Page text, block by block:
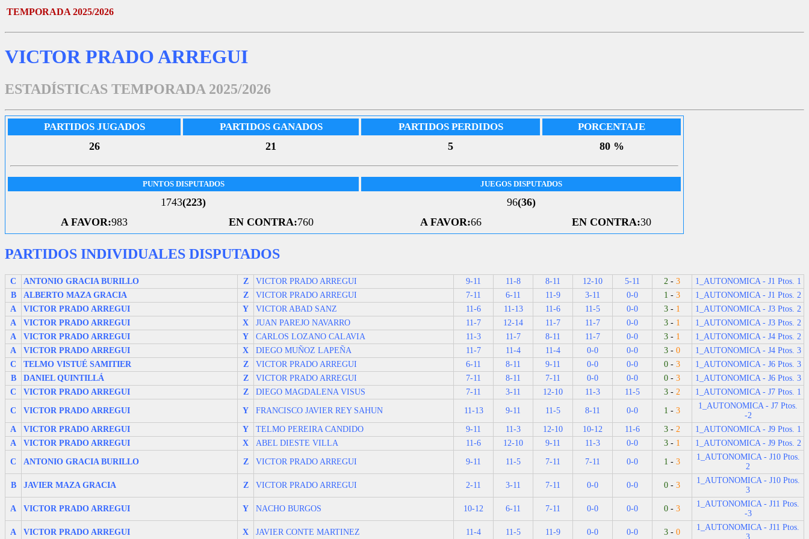
TEMPORADA 2025/2026
VICTOR PRADO ARREGUI
ESTADÍSTICAS TEMPORADA 2025/2026
PARTIDOS JUGADOS PARTIDOS GANADOS PARTIDOS PERDIDOS PORCENTAJE
26 21 5 80 %
PUNTOS DISPUTADOS JUEGOS DISPUTADOS
1743(223) 96(36)
A FAVOR:983 EN CONTRA:760 A FAVOR:66 EN CONTRA:30
PARTIDOS INDIVIDUALES DISPUTADOS
C ANTONIO GRACIA BURILLO Z VICTOR PRADO ARREGUI 9-11 11-8 8-11 12-10 5-11 2 - 3
1_AUTONOMICA - J1 Ptos. 1
B
ALBERTO MAZA GRACIA Z VICTOR PRADO ARREGUI 7-11 6-11 11-9 3-11 0-0 1 - 3
1_AUTONOMICA - J1 Ptos. 2
A
VICTOR PRADO ARREGUI Y VICTOR ABAD SANZ 11-6 11-13 11-6 11-5 0-0 3 - 1
1_AUTONOMICA - J3 Ptos. 2
A
VICTOR PRADO ARREGUI X JUAN PAREJO NAVARRO 11-7 12-14 11-7 11-7 0-0 3 - 1
1_AUTONOMICA - J3 Ptos. 2
A
VICTOR PRADO ARREGUI Y CARLOS LOZANO CALAVIA 11-3 11-7 8-11 11-7 0-0 3 - 1
1_AUTONOMICA - J4 Ptos. 2
A
VICTOR PRADO ARREGUI X DIEGO MUÑOZ LAPEÑA 11-7 11-4 11-4 0-0 0-0 3 - 0
1_AUTONOMICA - J4 Ptos. 3
C
TELMO VISTUÉ SAMITIER Z VICTOR PRADO ARREGUI 6-11 8-11 9-11 0-0 0-0 0 - 3
1_AUTONOMICA - J6 Ptos. 3
B
DANIEL QUINTILLÁ Z VICTOR PRADO ARREGUI 7-11 8-11 7-11 0-0 0-0 0 - 3
1_AUTONOMICA - J6 Ptos. 3
C
VICTOR PRADO ARREGUI Z DIEGO MAGDALENA VISUS 7-11 3-11 12-10 11-3 11-5 3 - 2 1_AUTONOMICA - J7 Ptos. 1
C VICTOR PRADO ARREGUI Y FRANCISCO JAVIER REY SAHUN 11-13 9-11 11-5 8-11 0-0 1 - 3
1_AUTONOMICA - J7 Ptos.
-2
A
VICTOR PRADO ARREGUI Y TELMO PEREIRA CANDIDO 9-11 11-3 12-10 10-12 11-6 3 - 2
1_AUTONOMICA - J9 Ptos. 1
A
VICTOR PRADO ARREGUI X ABEL DIESTE VILLA 11-6 12-10 9-11 11-3 0-0 3 - 1 1_AUTONOMICA - J9 Ptos. 2
C ANTONIO GRACIA BURILLO Z VICTOR PRADO ARREGUI 9-11 11-5 7-11 7-11 0-0 1 - 3
1_AUTONOMICA - J10 Ptos.
2
B JAVIER MAZA GRACIA Z VICTOR PRADO ARREGUI 2-11 3-11 7-11 0-0 0-0 0 - 3
1_AUTONOMICA - J10 Ptos.
3
A VICTOR PRADO ARREGUI Y NACHO BURGOS 10-12 6-11 7-11 0-0 0-0 0 - 3
1_AUTONOMICA - J11 Ptos.
-3
A VICTOR PRADO ARREGUI X JAVIER CONTE MARTINEZ 11-4 11-5 11-9 0-0 0-0 3 - 0
1_AUTONOMICA - J11 Ptos.
3